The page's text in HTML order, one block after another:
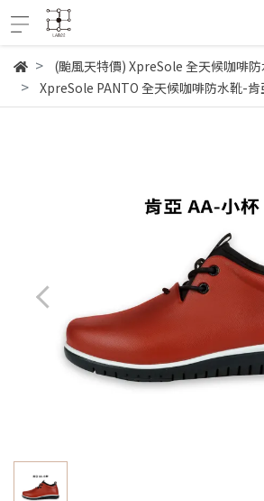
(颱風天特價) XpreSole 全天候咖啡
XpreSole PANTO 全天候咖啡防水靴-肯